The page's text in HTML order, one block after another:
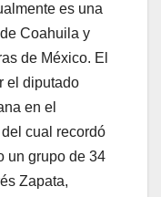
es una
Coahuila y
de México. El
el diputado
en el
cual recordó
un grupo de 34
Zapata,